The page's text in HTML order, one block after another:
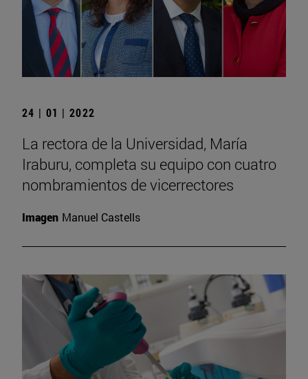
24 | 01 | 2022
La rectora de la Universidad, María
Iraburu, completa su equipo con cuatro
nombramientos de vicerrectores
Imagen Manuel Castells